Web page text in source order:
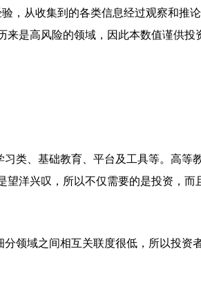
，从收集到的各类信息经过观察和推
来是高风险的领域，因此本数值谨供投
类、基础教育、平台及工具等。高等
洋兴叹，所以不仅需要的是投资，而
领域之间相互关联度很低，所以投资